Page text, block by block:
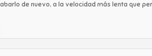
de nuevo, a la velocidad más lenta que